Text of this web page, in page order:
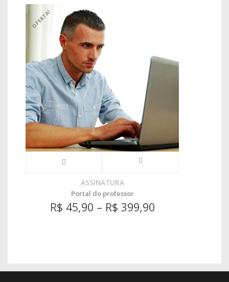
OFERTA!
ASSINATURA
Portal do professor
R$ 45,90 – R$ 399,90